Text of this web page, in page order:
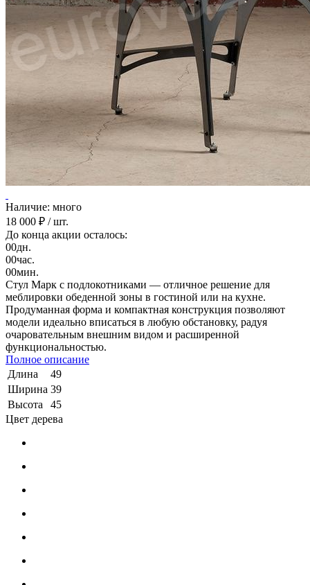
Наличие: много
18 000 ₽ / шт.
До конца акции осталось:
00дн.
00час.
00мин.
Стул Марк с подлокотниками — отличное решение для
меблировки обеденной зоны в гостиной или на кухне.
Продуманная форма и компактная конструкция позволяют
модели идеально вписаться в любую обстановку, радуя
очаровательным внешним видом и расширенной
функциональностью.
Полное описание
Длина
49
Ширина 39
Высота
45
Цвет дерева